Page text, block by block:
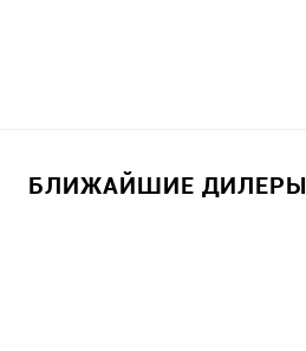
БЛИЖАЙШИЕ ДИЛЕРЫ